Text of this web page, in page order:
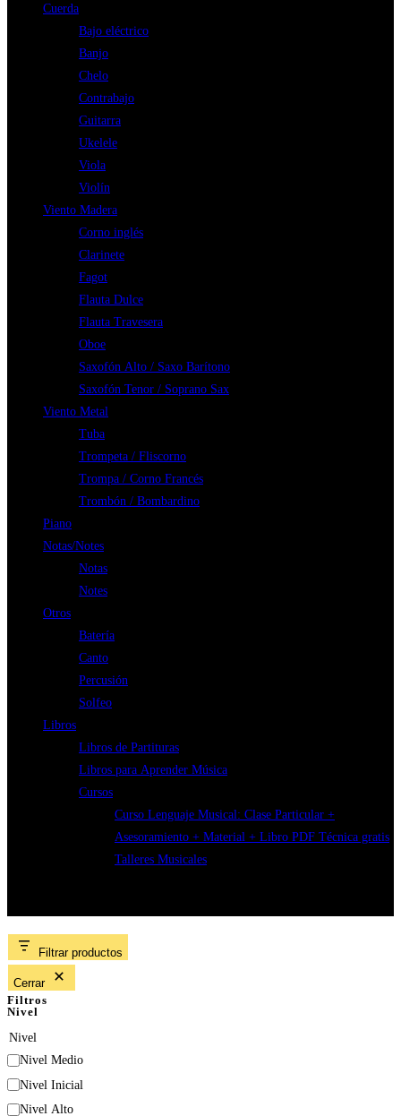
Cuerda
Bajo eléctrico
Banjo
Chelo
Contrabajo
Guitarra
Ukelele
Viola
Violín
Viento Madera
Corno inglés
Clarinete
Fagot
Flauta Dulce
Flauta Travesera
Oboe
Saxofón Alto / Saxo Barítono
Saxofón Tenor / Soprano Sax
Viento Metal
Tuba
Trompeta / Fliscorno
Trompa / Corno Francés
Trombón / Bombardino
Piano
Notas/Notes
Notas
Notes
Otros
Batería
Canto
Percusión
Solfeo
Libros
Libros de Partituras
Libros para Aprender Música
Cursos
Curso Lenguaje Musical: Clase Particular +
Asesoramiento + Material + Libro PDF Técnica gratis
Talleres Musicales
Filtrar productos
Cerrar
Filtros
Nivel
Nivel
Nivel Medio
Nivel Inicial
Nivel Alto